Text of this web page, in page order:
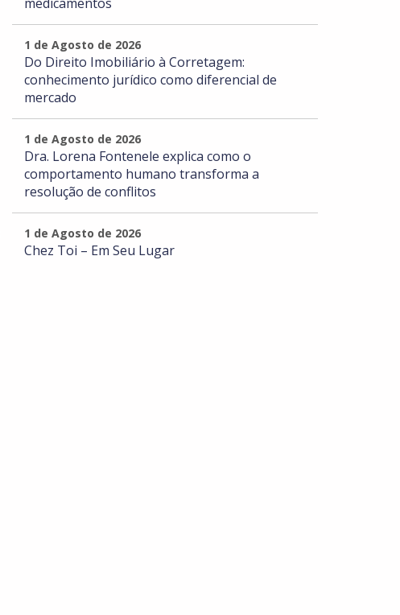
1 de Agosto de 2026
Do Direito Imobiliário à Corretagem:
conhecimento jurídico como diferencial de
mercado
1 de Agosto de 2026
Dra. Lorena Fontenele explica como o
comportamento humano transforma a
resolução de conflitos
1 de Agosto de 2026
Chez Toi – Em Seu Lugar